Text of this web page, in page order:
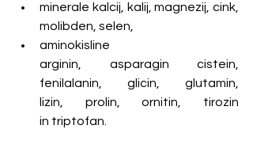
minerale kalcij, kalij, magnezij, cink,
molibden, selen,
aminokisline
arginin, asparagin cistein,
fenilalanin, glicin, glutamin,
lizin, prolin, ornitin, tirozin
in triptofan.